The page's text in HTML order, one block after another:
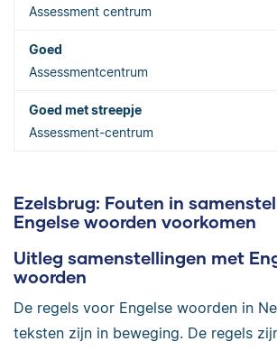
Assessment centrum
Assessmentcentrum
Assessment-centrum
Ezelsbrug: Fouten in
Engelse woorden voorkomen
Uitleg samenstellingen met
woorden
De regels voor Engelse woorden in
teksten zijn in beweging. De regels